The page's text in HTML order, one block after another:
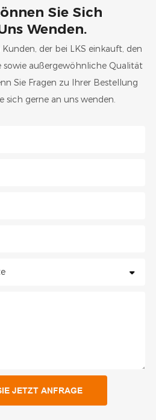
Sie Sich
Wenden.
der bei LKS einkauft, den
sowie außergewöhnliche Qualität
Sie Fragen zu Ihrer Bestellung
sich gerne an uns wenden.
JETZT ANFRAGE